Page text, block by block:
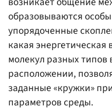
образовываются
упорядоченные
какая
молекул разных
расположении,
заданные «кружки»
параметров среды.